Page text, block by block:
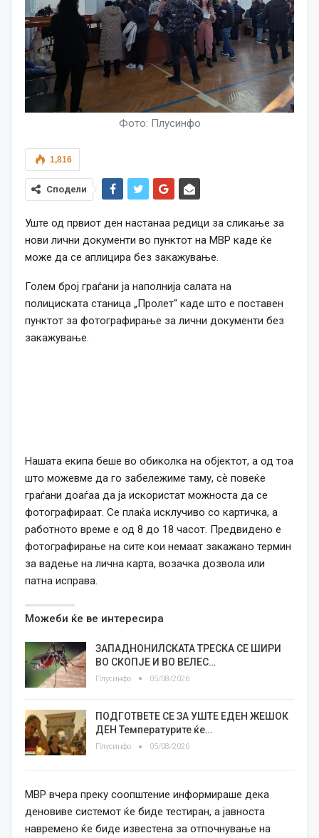
Фото: Плусинфо
1,816
Сподели
Уште од првиот ден настанаа редици за сликање за
нови лични документи во пунктот на МВР каде ќе
може да се аплицира без закажување.
Голем број граѓани ја наполнија салата на
полициската станица „Пролет“ каде што е поставен
пунктот за фотографирање за лични документи без
закажување.
Нашата екипа беше во обиколка на објектот, а од тоа
што можевме да го забележиме таму, сѐ повеќе
граѓани доаѓаа да ја искористат можноста да се
фотографираат. Се плаќа исклучиво со картичка, а
работното време е од 8 до 18 часот. Предвидено е
фотографирање на сите кои немаат закажано термин
за вадење на лична карта, возачка дозвола или
патна исправа.
Можеби ќе ве интересира
ЗАПАДНОНИЛСКАТА ТРЕСКА СЕ ШИРИ
ВО СКОПЈЕ И ВО ВЕЛЕС…
Плусинфо 05/08/2026
ПОДГОТВЕТЕ СЕ ЗА УШТЕ ЕДЕН ЖЕШОК
ДЕН Температурите ќе…
Плусинфо 05/08/2026
МВР вчера преку соопштение информираше дека
деновиве системот ќе биде тестиран, а јавноста
навремено ќе биде известена за отпочнување на